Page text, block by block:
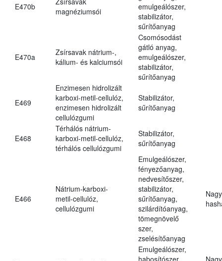
E470b
magnéziumsói
emulgeálószer,
stabilizátor,
sűrítőanyag
E470a
Zsírsavak nátrium-,
kálium- és kalciumsói
Csomósodást
gátló anyag,
emulgeálószer,
stabilizátor,
sűrítőanyag
E469
Enzimesen hidrolizált
karboxi-metil-cellulóz,
enzimesen hidrolizált
cellulózgumi
Stabilizátor,
sűrítőanyag
E468
Térhálós nátrium-
karboxi-metil-cellulóz,
térhálós cellulózgumi
Stabilizátor,
sűrítőanyag
E466
Nátrium-karboxi-
metil-cellulóz,
cellulózgumi
Emulgeálószer,
fényezőanyag,
nedvesítőszer,
stabilizátor,
sűrítőanyag,
szilárdítóanyag,
tömegnövelő
szer,
zselésítőanyag
Emulgeálószer,
habosítószer,